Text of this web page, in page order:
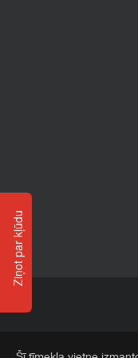
Ziņot par kļūdu